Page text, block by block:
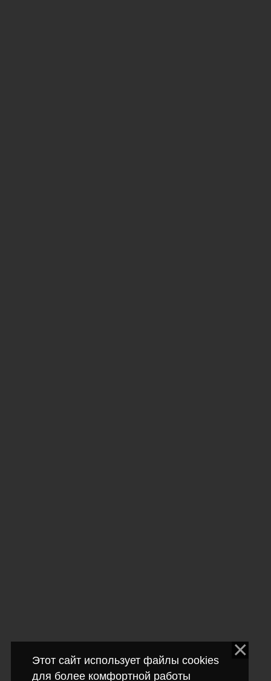
Этот сайт использует файлы cookies
для более комфортной работы